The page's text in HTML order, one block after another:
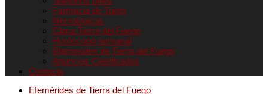
Farmacia de Turno
Necrológicas
Clima Tierra del Fuego
Horóscopo semanal
Efemerides de Tierra del Fuego
Anuncios Clasificados
Contacto
Efemérides de Tierra del Fuego